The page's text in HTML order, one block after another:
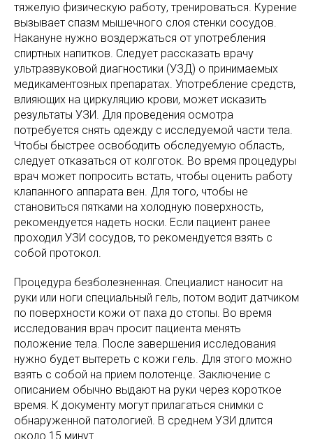
тяжелую физическую работу, тренироваться. Курение
вызывает спазм мышечного слоя стенки сосудов.
Накануне нужно воздержаться от употребления
спиртных напитков. Следует рассказать врачу
ультразвуковой диагностики (УЗД) о принимаемых
медикаментозных препаратах. Употребление средств,
влияющих на циркуляцию крови, может исказить
результаты УЗИ. Для проведения осмотра
потребуется снять одежду с исследуемой части тела.
Чтобы быстрее освободить обследуемую область,
следует отказаться от колготок. Во время процедуры
врач может попросить встать, чтобы оценить работу
клапанного аппарата вен. Для того, чтобы не
становиться пятками на холодную поверхность,
рекомендуется надеть носки. Если пациент ранее
проходил УЗИ сосудов, то рекомендуется взять с
собой протокол.
Процедура безболезненная. Специалист наносит на
руки или ноги специальный гель, потом водит датчиком
по поверхности кожи от паха до стопы. Во время
исследования врач просит пациента менять
положение тела. После завершения исследования
нужно будет вытереть с кожи гель. Для этого можно
взять с собой на прием полотенце. Заключение с
описанием обычно выдают на руки через короткое
время. К документу могут прилагаться снимки с
обнаруженной патологией. В среднем УЗИ длится
около 15 минут.